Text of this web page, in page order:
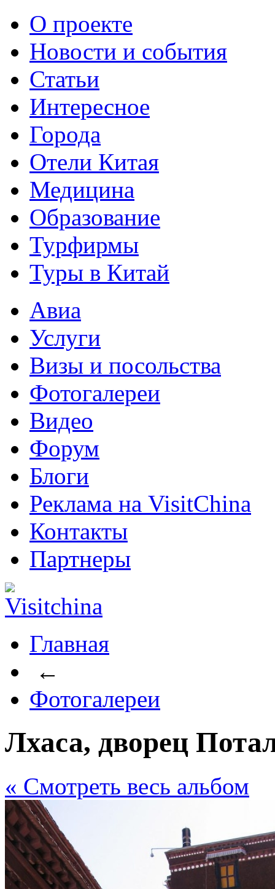
О проекте
Новости и события
Статьи
Интересное
Города
Отели Китая
Медицина
Образование
Турфирмы
Туры в Китай
Авиа
Услуги
Визы и посольства
Фотогалереи
Видео
Форум
Блоги
Реклама на VisitChina
Контакты
Партнеры
Главная
←
Фотогалереи
Лхаса, дворец
« Cмотреть весь альбом